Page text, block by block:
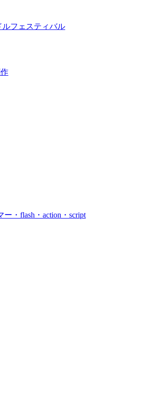
ルフェスティバル
・flash・action・script